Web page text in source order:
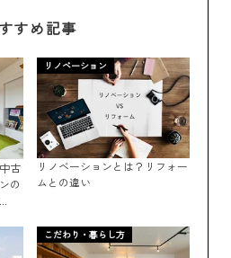
すめ記事
古
の
リノベーション
リノベーションとは？リフォー
ムとの違い
こだわり・暮らし方